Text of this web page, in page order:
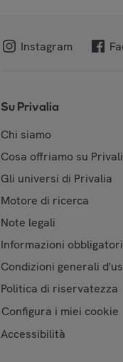
Instagram
Su Privalia
Chi siamo
Cosa offriamo su
Gli universi di Privalia
Motore di ricerca
Note legali
Informazioni
Condizioni generali
Politica di riservatezza
Configura i miei cookie
Accessibilità